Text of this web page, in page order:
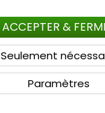
Paramètres
Seulement
ACCEPTER &